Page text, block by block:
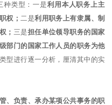
种类型：一是利用本人职务上主
权； 二是利用职务上有隶属、制
； 三是担任单位领导职务的国家
部门的国家工作人员的职务为他
型进行逐一分析，厘清其中的实
、负责、承办某项公共事务的职